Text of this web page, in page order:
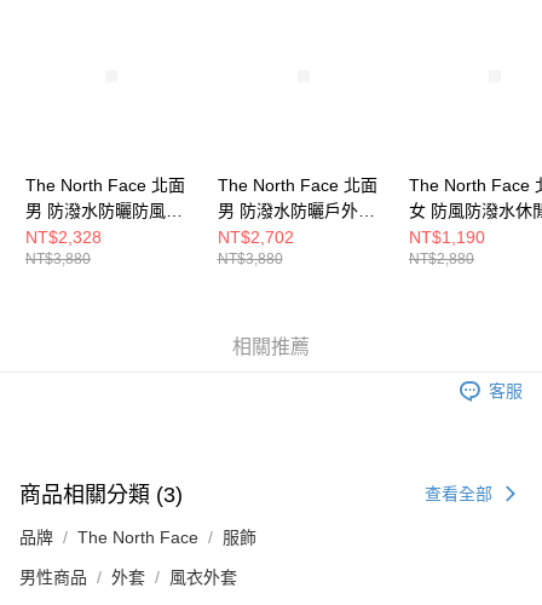
The North Face 北面
男 防潑水防曬防風外
套 NF0A81POJK3
NT$2,328
NT$3,880
The North Face 北面
男 防潑水防曬戶外徒
步褲 NF0A87VXJK3
NT$2,702
NT$3,880
The North Face
女 防風防潑水休
褲
NT$1,190
NT$2,880
相關推薦
客服
商品相關分類 (3) 查看全部
品牌 The North Face 服飾
男性商品 外套 風衣外套